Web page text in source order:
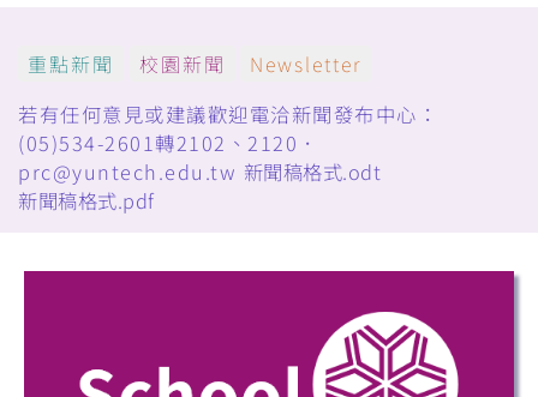
重點新聞 校園新聞
Newsletter
若有任何意見或建議歡迎電洽新聞發布中心：
(05)534-2601轉2102、2120．
prc@yuntech.edu.tw 新聞稿格式.odt
新聞稿格式.pdf